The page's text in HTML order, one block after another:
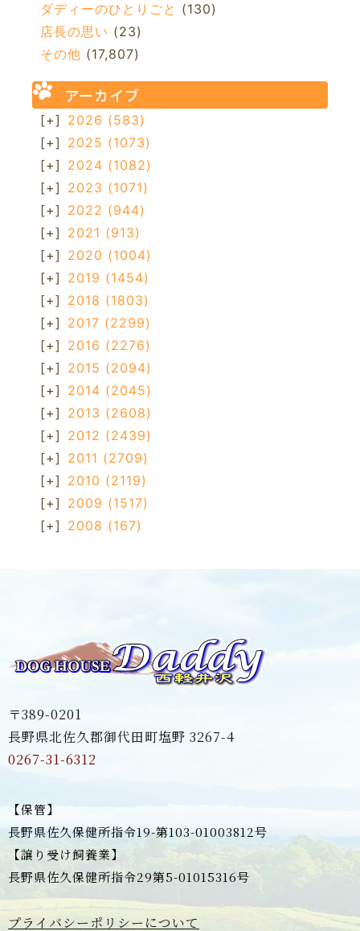
ダディーのひとりごと (130)
店長の思い (23)
その他 (17,807)
アーカイブ
[+] 2026 (583)
[+] 2025 (1073)
[+] 2024 (1082)
[+] 2023 (1071)
[+] 2022 (944)
[+] 2021 (913)
[+] 2020 (1004)
[+] 2019 (1454)
[+] 2018 (1803)
[+] 2017 (2299)
[+] 2016 (2276)
[+] 2015 (2094)
[+] 2014 (2045)
[+] 2013 (2608)
[+] 2012 (2439)
[+] 2011 (2709)
[+] 2010 (2119)
[+] 2009 (1517)
[+] 2008 (167)
〒389-0201
長野県北佐久郡御代田町塩野 3267-4
0267-31-6312
【保管】
長野県佐久保健所指令19-第103-01003812号
【譲り受け飼養業】
長野県佐久保健所指令29第5-01015316号
プライバシーポリシーについて